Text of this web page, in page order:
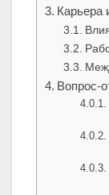
Карьера
Вопрос-